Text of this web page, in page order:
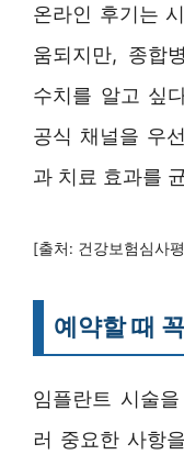
온라인 후기는
움되지만, 종합
수치를 알고 싶
공식 채널을 우
과 치료 효과를
[출처: 건강보험심사
예약할 때
임플란트 시술
러 중요한 사항